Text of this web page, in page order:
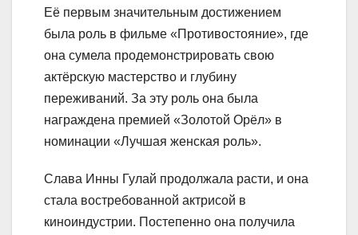
Её первым значительным достижением
была роль в фильме «Противостояние», где
она сумела продемонстрировать свою
актёрскую мастерство и глубину
переживаний. За эту роль она была
награждена премией «Золотой Орёл» в
номинации «Лучшая женская роль».
Слава Инны Гулай продолжала расти, и она
стала востребованной актрисой в
киноиндустрии. Постепенно она получила